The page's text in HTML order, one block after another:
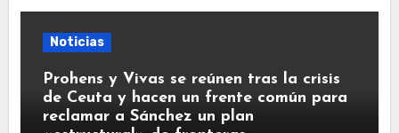
Noticias
Prohens y Vivas se reúnen tras la crisis
de Ceuta y hacen un frente común para
reclamar a Sánchez un plan